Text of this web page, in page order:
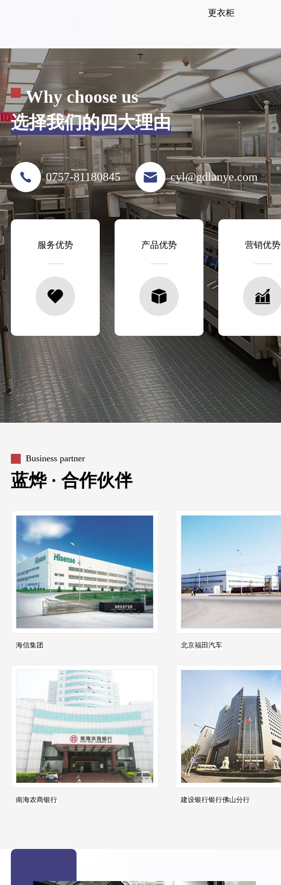
更衣柜
Why choose us
选择我们的四大理由
0757-81180845 cyl@gdlanye.com
服务优势 产品优势 营销优势
Business partner
蓝烨 · 合作伙伴
海信集团 北京福田汽车
南海农商银行 建设银行银行佛山分行